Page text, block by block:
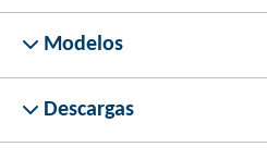
Modelos
Descargas